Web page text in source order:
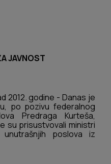
JAVNOST
2012. godine - Danas je
po pozivu federalnog
Predraga Kurteša,
su prisustvovali ministri
unutrašnjih poslova iz